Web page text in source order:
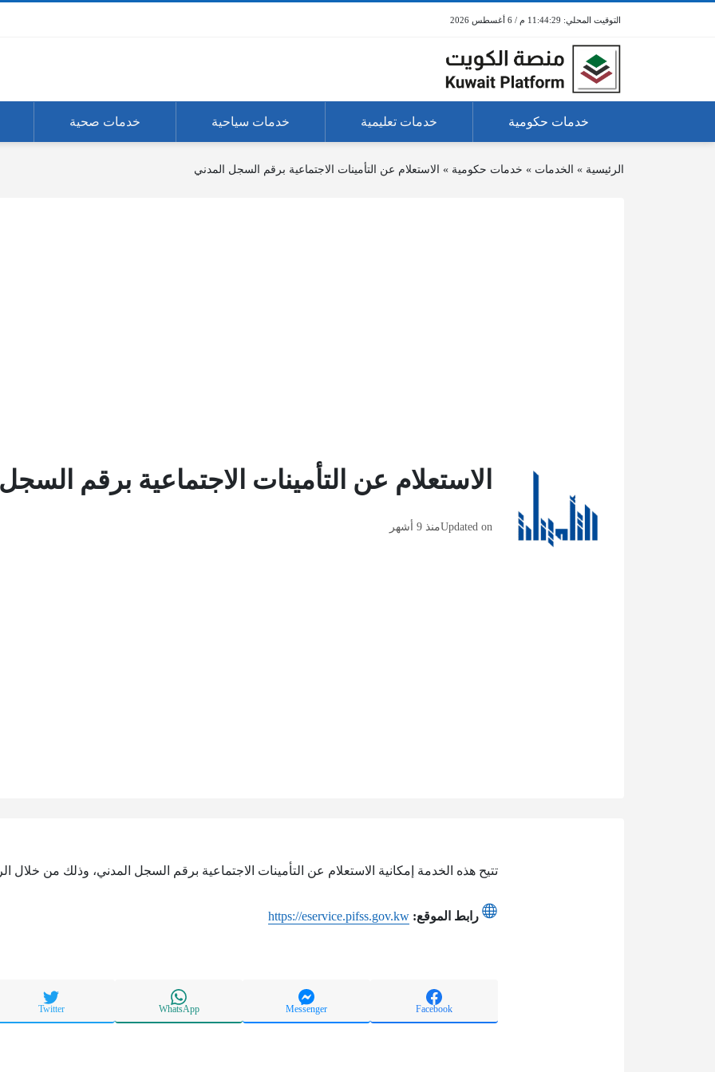
11:44:29 م / 6 أغسطس 2026
خدمات حكومية خدمات تعليمية خدمات سياحية خدمات صحية
الرئيسية » الخدمات » خدمات حكومية » الاستعلام عن التأمينات الاجتماعية برقم السجل المدني
الاستعلام عن التأمينات الاجتماعية برقم
Updated onمنذ 9 أشهر
تتيح هذه الخدمة إمكانية الاستعلام عن التأمينات الاجتماعية برقم السجل المدني، وذلك من خلال
رابط الموقع: https://eservice.pifss.gov.kw
Facebook
Messenger
WhatsApp
Twitter